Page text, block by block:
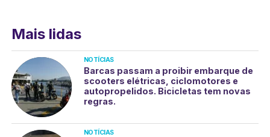
Mais lidas
NOTÍCIAS
Barcas passam a proibir embarque de
scooters elétricas, ciclomotores e
autopropelidos. Bicicletas tem novas
regras.
NOTÍCIAS